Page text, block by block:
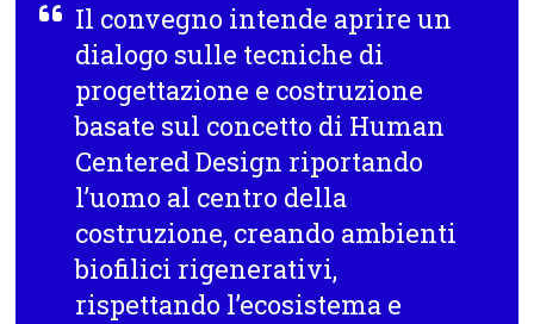
Il convegno intende aprire un
dialogo sulle tecniche di
progettazione e costruzione
basate sul concetto di Human
Centered Design riportando
l’uomo al centro della
costruzione, creando ambienti
biofilici rigenerativi,
rispettando l’ecosistema e